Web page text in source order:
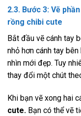
2.3. Bước 3: Vẽ
rồng chibi cute
Bắt đầu vẽ cánh tay
nhỏ hơn cánh tay
nhìn mới đẹp. Tuy
thay đổi một chút
Khi bạn vẽ xong hai
cute. Bạn có thể vẽ